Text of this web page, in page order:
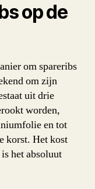
op de
om spareribs
om zijn
uit drie
worden,
en tot
korst. Het kost
het absoluut